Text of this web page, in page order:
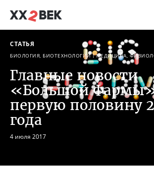
СТАТЬЯ
БИОЛОГИЯ, БИОТЕХНОЛОГИИ МЕДИЦИНА,
Главные новости
«Большой
первую половину
года
4 июля 2017